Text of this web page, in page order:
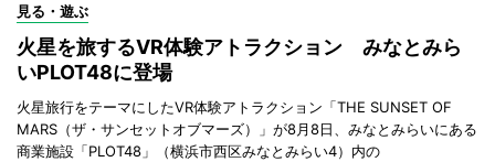
見る・遊ぶ
火星を旅するVR体験アトラクション みなとみら
いPLOT48に登場
火星旅行をテーマにしたVR体験アトラクション「THE SUNSET OF
MARS（ザ・サンセットオブマーズ）」が8月8日、みなとみらいにある
商業施設「PLOT48」（横浜市西区みなとみらい4）内の